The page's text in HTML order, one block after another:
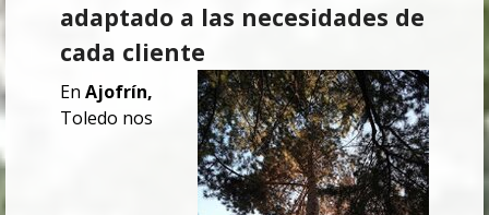
adaptado a las necesidades de
cada cliente
En Ajofrín,
Toledo nos